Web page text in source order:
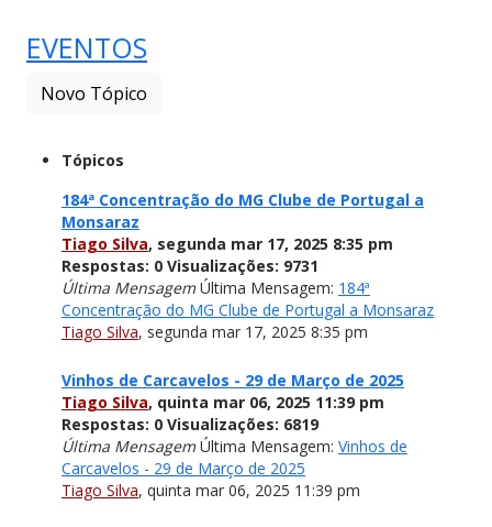
EVENTOS
Novo Tópico
Tópicos
184ª Concentração do MG Clube de Portugal a
Monsaraz
Tiago Silva, segunda mar 17, 2025 8:35 pm
Respostas: 0 Visualizações: 9731
Última MensagemÚltima Mensagem: 184ª
Concentração do MG Clube de Portugal a Monsaraz
Tiago Silva, segunda mar 17, 2025 8:35 pm
Vinhos de Carcavelos - 29 de Março de 2025
Tiago Silva, quinta mar 06, 2025 11:39 pm
Respostas: 0 Visualizações: 6819
Última MensagemÚltima Mensagem: Vinhos de
Carcavelos - 29 de Março de 2025
Tiago Silva, quinta mar 06, 2025 11:39 pm